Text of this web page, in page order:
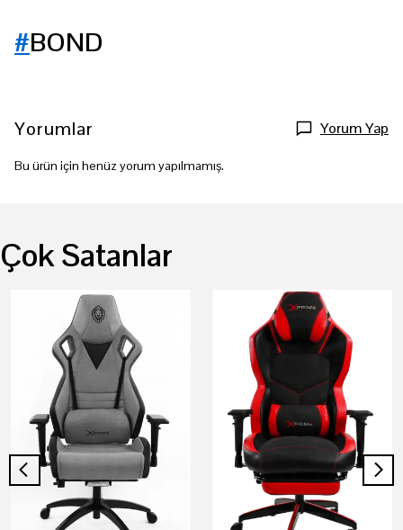
#BOND
Yorumlar Yorum Yap
Bu ürün için henüz yorum yapılmamış.
Çok Satanlar